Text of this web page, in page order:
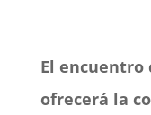
El encuentro
ofrecerá la